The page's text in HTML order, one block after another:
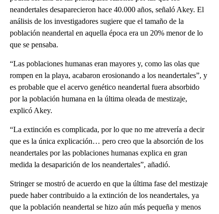
neandertales desaparecieron hace 40.000 años, señaló Akey. El
análisis de los investigadores sugiere que el tamaño de la
población neandertal en aquella época era un 20% menor de lo
que se pensaba.
“Las poblaciones humanas eran mayores y, como las olas que
rompen en la playa, acabaron erosionando a los neandertales”, y
es probable que el acervo genético neandertal fuera absorbido
por la población humana en la última oleada de mestizaje,
explicó Akey.
“La extinción es complicada, por lo que no me atrevería a decir
que es la única explicación… pero creo que la absorción de los
neandertales por las poblaciones humanas explica en gran
medida la desaparición de los neandertales”, añadió.
Stringer se mostró de acuerdo en que la última fase del mestizaje
puede haber contribuido a la extinción de los neandertales, ya
que la población neandertal se hizo aún más pequeña y menos